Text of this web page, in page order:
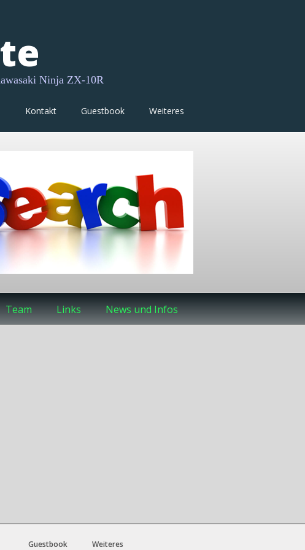
Ninja ZX-10R
Kontakt Guestbook Weiteres
Team Links News und Infos
Guestbook Weiteres